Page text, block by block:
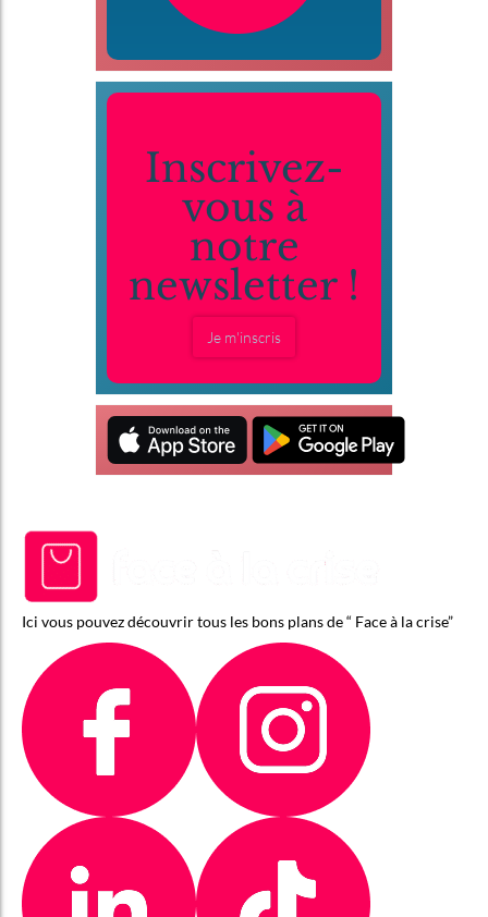
Inscrivez-
vous à
notre
newsletter !
Je m'inscris
Ici vous pouvez découvrir tous les bons plans de “ Face à la crise”